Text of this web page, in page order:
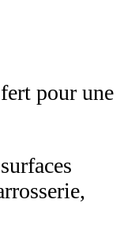
pour une